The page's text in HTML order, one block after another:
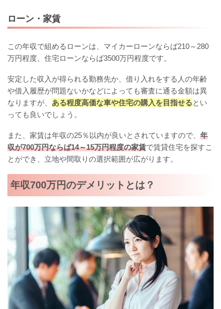
ローン・家賃
この年収で組めるローンは、マイカーローンならば210～280
万円程度、住宅ローンならば3500万円程度です。
安定した収入が得られる勤務先か、借り入れをする人の年齢
や借入履歴が問題ないかなどによっても審査に通る金額は異
なりますが、 ある程度高価な車や住宅の購入を目指せるとい
っても良いでしょう。
また、家賃は年収の25％以内が良いとされていますので、 年
収が700万円ならば14～15万円程度の家賃で賃貸住宅を探すこ
とができ、立地や間取りの選択範囲が広がります。
年収700万円のデメリットとは？